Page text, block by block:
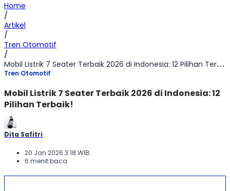
Home
/
Artikel
/
Tren Otomotif
/
Mobil Listrik 7 Seater Terbaik 2026 di Indonesia: 12 Pilihan Terbaik!
Tren Otomotif
Mobil Listrik 7 Seater Terbaik 2026 di Indonesia: 12
Pilihan Terbaik!
Dita Safitri
20 Jan 2026 3:18 WIB
6 menit baca